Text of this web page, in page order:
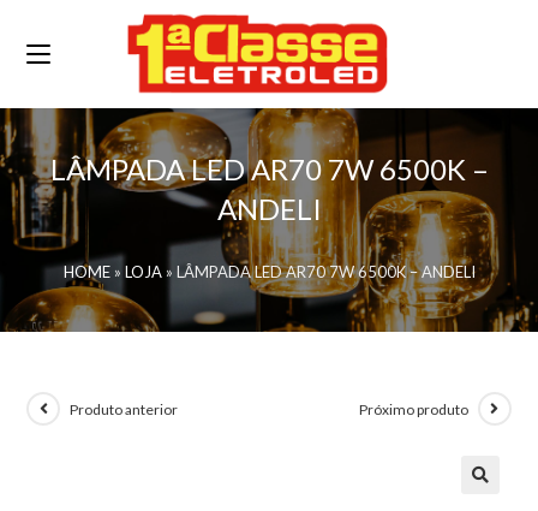
LÂMPADA LED AR70 7W 6500K –
ANDELI
HOME» LOJA» LÂMPADA LED AR70 7W 6500K – ANDELI
Produto anterior Próximo produto